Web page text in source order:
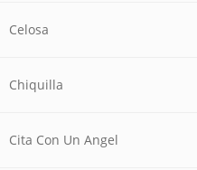
Celosa
Chiquilla
Cita Con Un Angel